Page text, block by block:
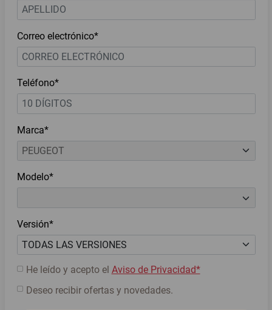
Correo electrónico*
Teléfono*
Marca*
Modelo*
Versión*
He leído y acepto el Aviso de Privacidad*
Deseo recibir ofertas y novedades.